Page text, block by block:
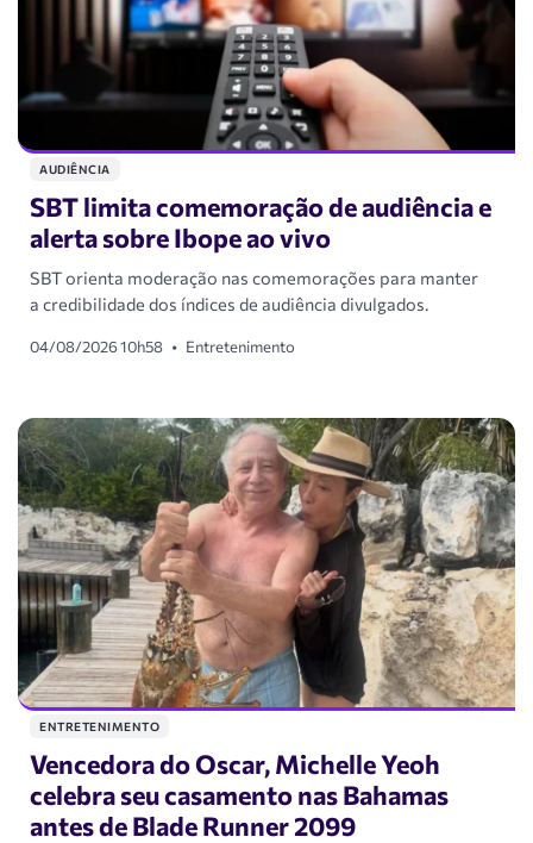
AUDIÊNCIA
SBT limita comemoração de audiência e
alerta sobre Ibope ao vivo
SBT orienta moderação nas comemorações para manter
a credibilidade dos índices de audiência divulgados.
04/08/2026 10h58 • Entretenimento
ENTRETENIMENTO
Vencedora do Oscar, Michelle Yeoh
celebra seu casamento nas Bahamas
antes de Blade Runner 2099